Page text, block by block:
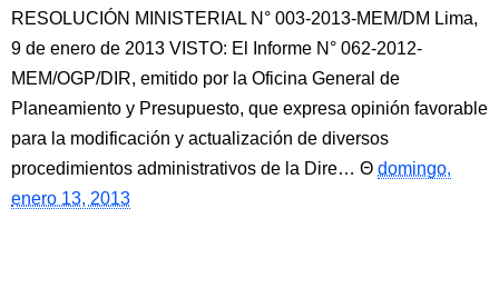
RESOLUCIÓN MINISTERIAL N° 003-2013-MEM/DM Lima,
9 de enero de 2013 VISTO: El Informe N° 062-2012-
MEM/OGP/DIR, emitido por la Oficina General de
Planeamiento y Presupuesto, que expresa opinión favorable
para la modificación y actualización de diversos
procedimientos administrativos de la Dire…
domingo,
enero 13, 2013